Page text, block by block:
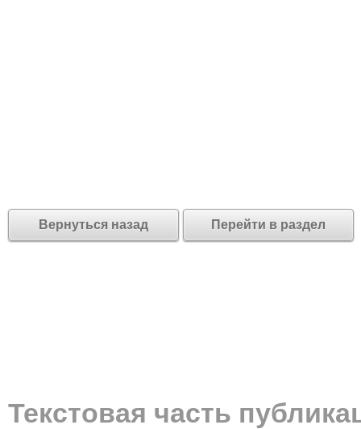
Вернуться назад Перейти в раздел
Текстовая часть